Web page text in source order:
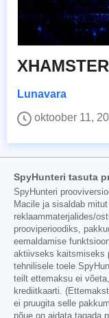
Lunavara
oktoober 11,
SpyHunteri tasuta
SpyHunteri
Macile ja sisaldab
reklaammaterjalides/
prooviperioodiks,
eemaldamise
aktiivseks kaitsmiseks
tehnilisele toele
teilt ettemaksu ei
krediitkaarti.
ei pruugita selle